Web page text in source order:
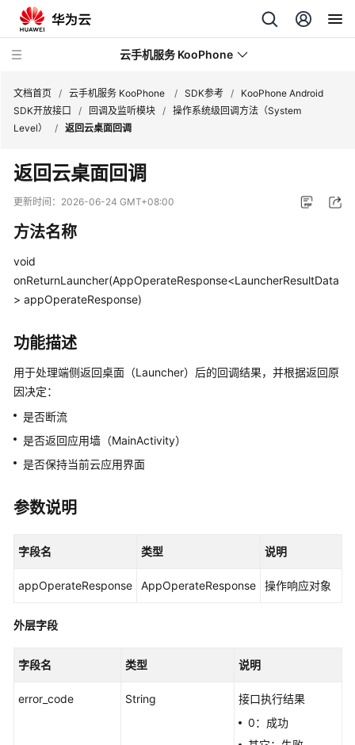
云手机服务 KooPhone
新
动
态
产
介
绍
费
明
快
速
入
门
用
户
南
开
指
文档首页 / 云手机服务 KooPhone / SDK参考 /
KooPhone Android
SDK开放接口
/ 回调及监听模块 / 操作系统级回调方法（System
Level）
/ 返回云桌面回调
返回云桌面回调
更新时间： 2026-06-24 GMT+08:00
方法名称
void
onReturnLauncher(AppOperateResponse<LauncherResultData
> appOperateResponse)
功能描述
用于处理端侧返回桌面（Launcher）后的回调结果，并根据返回原
因决定：
是否断流
是否返回应用墙（MainActivity）
是否保持当前云应用界面
参数说明
字段名 类型 说明
appOperateResponse AppOperateResponse 操作响应对象
外层字段
字段名 类型 说明
error_code String
接口执行结果
0：成功